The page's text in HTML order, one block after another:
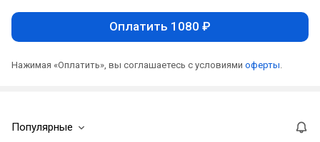
Оплатить 1080 ₽
Нажимая «Оплатить», вы соглашаетесь с условиями оферты
Популярные